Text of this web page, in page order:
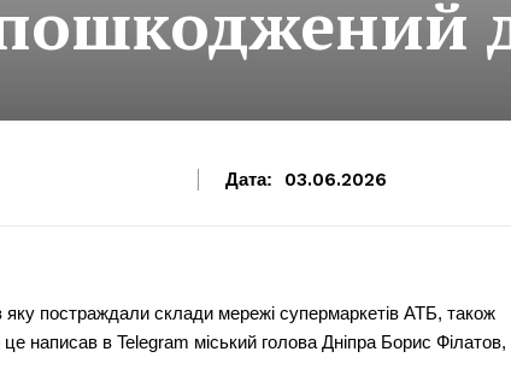
Дата: 03.06.2026
яку постраждали склади мережі супермаркетів АТБ, також
написав в Telegram міський голова Дніпра Борис Філатов,